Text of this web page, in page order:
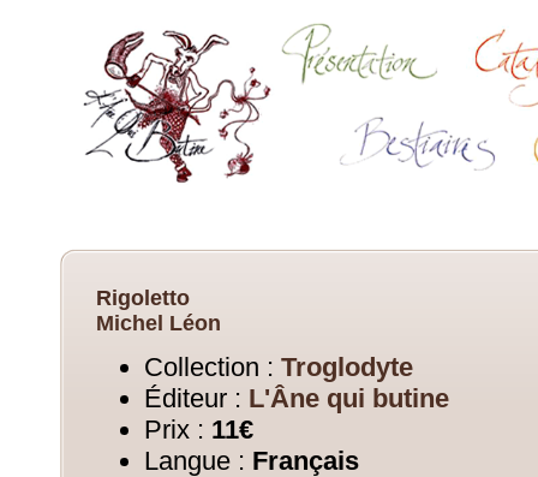
Rigoletto
Michel Léon
Collection : Troglodyte
Éditeur : L'Âne qui butine
Prix : 11€
Langue : Français